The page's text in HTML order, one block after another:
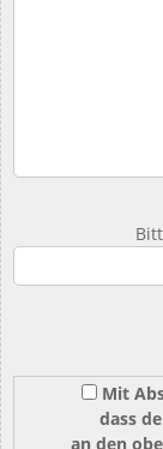
Mit
dass
an den